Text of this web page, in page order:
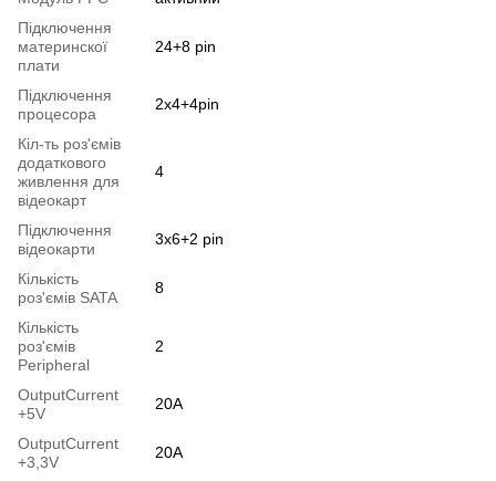
Підключення
материнскої
плати
24+8 pin
Підключення
процесора
2x4+4pin
Кіл-ть роз'ємів
додаткового
живлення для
відеокарт
4
Підключення
відеокарти
3x6+2 pin
Кількість
роз'ємів SATA
8
Кількість
роз'ємів
Peripheral
2
OutputСurrent
+5V
20A
OutputСurrent
+3,3V
20A